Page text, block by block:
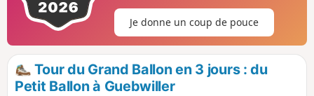
Je donne un coup de pouce
Tour du Grand Ballon en 3 jours : du
Petit Ballon à Guebwiller